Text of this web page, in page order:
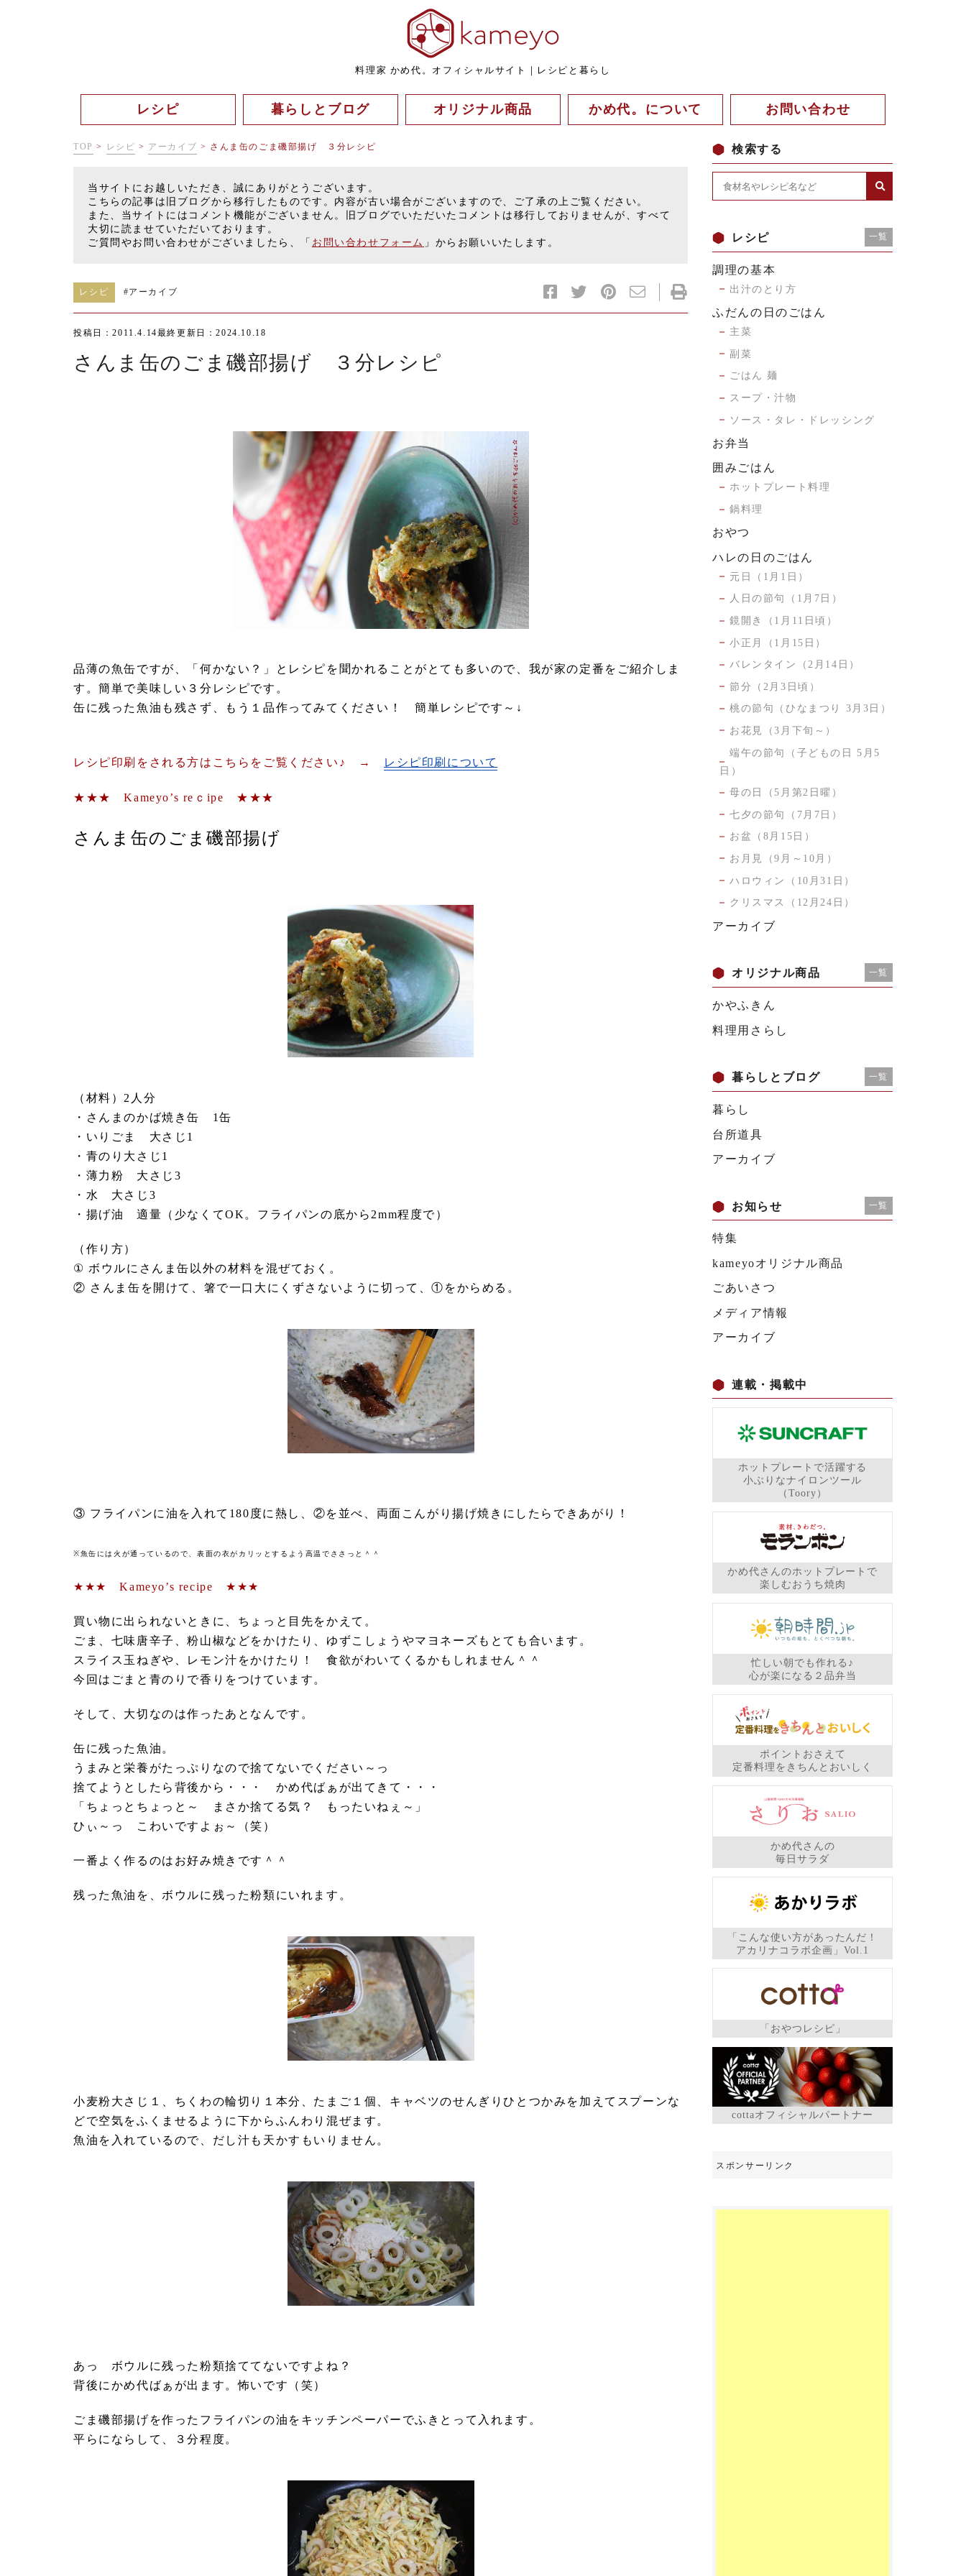
料理家 かめ代。オフィシャルサイト｜レシピと暮らし
レシピ 暮らしとブログ オリジナル商品 かめ代。について お問い合わせ
TOP > レシピ > アーカイブ > さんま缶のごま磯部揚げ ３分レシピ
当サイトにお越しいただき、誠にありがとうございます。
こちらの記事は旧ブログから移行したものです。内容が古い場合がございますので、ご了承の上ご覧ください。
また、当サイトにはコメント機能がございません。旧ブログでいただいたコメントは移行しておりませんが、すべて
大切に読ませていただいております。
ご質問やお問い合わせがございましたら、「 お問い合わせフォーム 」からお願いいたします。
レシピ #アーカイブ
投稿日：2011.4.14最終更新日：2024.10.18
さんま缶のごま磯部揚げ ３分レシピ
品薄の魚缶ですが、「何かない？」とレシピを聞かれることがとても多いので、我が家の定番をご紹介しま
す。簡単で美味しい３分レシピです。
缶に残った魚油も残さず、もう１品作ってみてください！ 簡単レシピです～↓
レシピ印刷をされる方はこちらをご覧ください♪ → レシピ印刷について
★★★ Kameyo’s reｃipe ★★★
さんま缶のごま磯部揚げ
（材料）2人分
・さんまのかば焼き缶 1缶
・いりごま 大さじ1
・青のり大さじ1
・薄力粉 大さじ3
・水 大さじ3
・揚げ油 適量（少なくてOK。フライパンの底から2mm程度で）
（作り方）
① ボウルにさんま缶以外の材料を混ぜておく。
② さんま缶を開けて、箸で一口大にくずさないように切って、①をからめる。
③ フライパンに油を入れて180度に熱し、②を並べ、両面こんがり揚げ焼きにしたらできあがり！
※魚缶には火が通っているので、表面の衣がカリッとするよう高温でささっと＾＾
★★★ Kameyo’s recipe ★★★
買い物に出られないときに、ちょっと目先をかえて。
ごま、七味唐辛子、粉山椒などをかけたり、ゆずこしょうやマヨネーズもとても合います。
スライス玉ねぎや、レモン汁をかけたり！ 食欲がわいてくるかもしれません＾＾
今回はごまと青のりで香りをつけています。
そして、大切なのは作ったあとなんです。
缶に残った魚油。
うまみと栄養がたっぷりなので捨てないでください～っ
捨てようとしたら背後から・・・ かめ代ばぁが出てきて・・・
「ちょっとちょっと～ まさか捨てる気？ もったいねぇ～」
ひぃ～っ こわいですよぉ～（笑）
一番よく作るのはお好み焼きです＾＾
残った魚油を、ボウルに残った粉類にいれます。
小麦粉大さじ１、ちくわの輪切り１本分、たまご１個、キャベツのせんぎりひとつかみを加えてスプーンな
どで空気をふくませるように下からふんわり混ぜます。
魚油を入れているので、だし汁も天かすもいりません。
あっ ボウルに残った粉類捨ててないですよね？
背後にかめ代ばぁが出ます。怖いです（笑）
ごま磯部揚げを作ったフライパンの油をキッチンペーパーでふきとって入れます。
平らにならして、３分程度。
検索する
レシピ 一覧
調理の基本
出汁のとり方
ふだんの日のごはん
主菜
副菜
ごはん 麺
スープ・汁物
ソース・タレ・ドレッシング
お弁当
囲みごはん
ホットプレート料理
鍋料理
おやつ
ハレの日のごはん
元日（1月1日）
人日の節句（1月7日）
鏡開き（1月11日頃）
小正月（1月15日）
バレンタイン（2月14日）
節分（2月3日頃）
桃の節句（ひなまつり 3月3日）
お花見（3月下旬～）
端午の節句（子どもの日 5月5
日）
母の日（5月第2日曜）
七夕の節句（7月7日）
お盆（8月15日）
お月見（9月～10月）
ハロウィン（10月31日）
クリスマス（12月24日）
アーカイブ
オリジナル商品 一覧
かやふきん
料理用さらし
暮らしとブログ 一覧
暮らし
台所道具
アーカイブ
お知らせ 一覧
特集
kameyoオリジナル商品
ごあいさつ
メディア情報
アーカイブ
連載・掲載中
ホットプレートで活躍する
小ぶりなナイロンツール
（Toory）
かめ代さんのホットプレートで
楽しむおうち焼肉
忙しい朝でも作れる♪
心が楽になる２品弁当
ポイントおさえて
定番料理をきちんとおいしく
かめ代さんの
毎日サラダ
「こんな使い方があったんだ！
アカリナコラボ企画」Vol.1
「おやつレシピ」
cottaオフィシャルパートナー